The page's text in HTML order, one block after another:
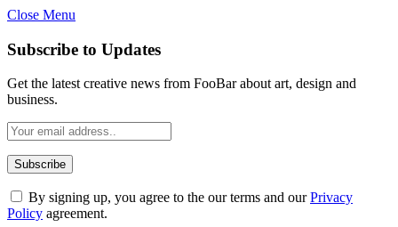
Close Menu
Subscribe to Updates
Get the latest creative news from FooBar about art, design and
business.
By signing up, you agree to the our terms and ourPrivacy
Policy agreement.